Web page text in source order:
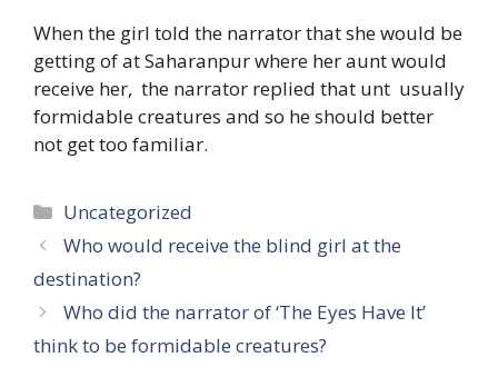
When the girl told the narrator that she would be
getting of at Saharanpur where her aunt would
receive her, the narrator replied that unt usually
formidable creatures and so he should better
not get too familiar.
Categories
Uncategorized
Who would receive the blind girl at the
destination?
Who did the narrator of ‘The Eyes Have It’
think to be formidable creatures?